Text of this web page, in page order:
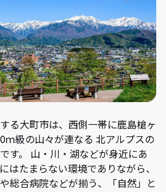
る大町市は、西側一帯に鹿島槍ヶ
級の山々が連なる 北アルプスの
す。 山・川・湖などが身近にあ
はたまらない環境でありながら、
総合病院などが揃う、「自然」と